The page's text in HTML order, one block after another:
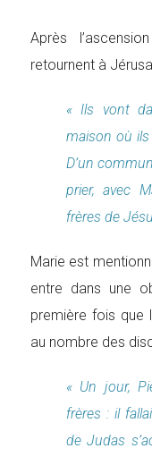
Après
retournent à
« Ils vont
maison où
D’un
prier, avec
frères de
Marie est
entre dans une
première fois
au nombre des
« Un jour,
frères : il
de Judas